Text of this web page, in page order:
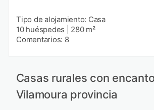
Tipo de alojamiento: Casa
10 huéspedes
280 m²
Comentarios: 8
Casas rurales con
Vilamoura provincia